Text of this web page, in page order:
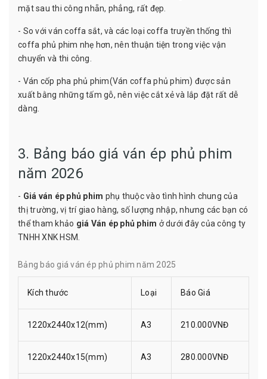
mặt sau thi công nhẵn, phẳng, rất đẹp.
- So với ván coffa sắt, và các loại coffa truyền thống thì
coffa phủ phim nhẹ hơn, nên thuận tiện trong việc vận
chuyển và thi công.
- Ván cốp pha phủ phim(Ván coffa phủ phim) được sản
xuất bằng những tấm gỗ, nên việc cắt xẻ và lắp đặt rất dễ
dàng.
3. Bảng báo giá ván ép phủ phim
năm 2026
- Giá ván ép phủ phim phụ thuộc vào tình hình chung của
thị trường, vị trí giao hàng, số lượng nhập, nhưng các bạn có
thể tham khảo giá Ván ép phủ phim ở dưới đây của công ty
TNHH XNK HSM.
Bảng báo giá ván ép phủ phim năm 2025
Kích thước Loại Báo Giá
1220x2440x12(mm) A3 210.000VNĐ
1220x2440x15(mm) A3 280.000VNĐ